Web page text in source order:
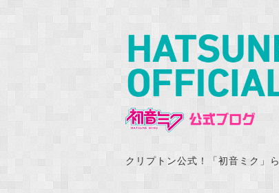
クリプトン公式！「初音ミク」